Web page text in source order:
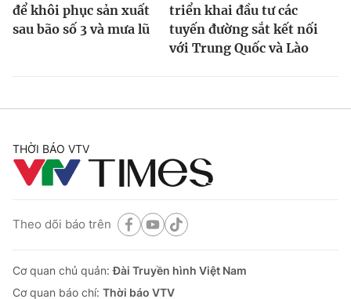
để khôi phục sản xuất
sau bão số 3 và mưa lũ
triển khai đầu tư các
tuyến đường sắt kết nối
với Trung Quốc và Lào
THỜI BÁO VTV
Theo dõi báo trên
Cơ quan chủ quản:Đài Truyền hình Việt Nam
Cơ quan báo chí: Thời báo VTV